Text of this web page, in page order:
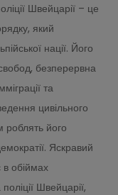
Швейцарії – це
який
нації. Його
безперервна
та
цивільного
роблять його
Яскравий
в обіймах
Швейцарії,